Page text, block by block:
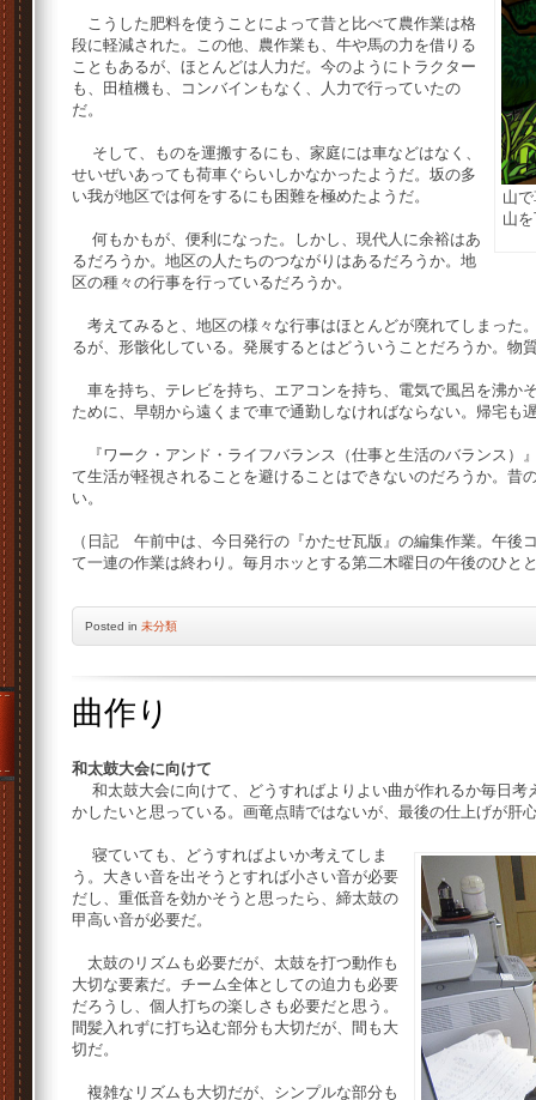
山
山
こうした肥料を使うことによって昔と比べて農作業は格
段に軽減された。この他、農作業も、牛や馬の力を借りる
こともあるが、ほとんどは人力だ。今のようにトラクター
も、田植機も、コンバインもなく、人力で行っていたの
だ。
そして、ものを運搬するにも、家庭には車などはなく、
せいぜいあっても荷車ぐらいしかなかったようだ。坂の多
い我が地区では何をするにも困難を極めたようだ。
何もかもが、便利になった。しかし、現代人に余裕はあ
るだろうか。地区の人たちのつながりはあるだろうか。地
区の種々の行事を行っているだろうか。
考えてみると、地区の様々な行事はほとんどが廃れてしまった
るが、形骸化している。発展するとはどういうことだろうか。物
車を持ち、テレビを持ち、エアコンを持ち、電気で風呂を沸か
ために、早朝から遠くまで車で通勤しなければならない。帰宅も
『ワーク・アンド・ライフバランス（仕事と生活のバランス）
て生活が軽視されることを避けることはできないのだろうか。昔
い。
（日記 午前中は、今日発行の『かたせ瓦版』の編集作業。午後
て一連の作業は終わり。毎月ホッとする第二木曜日の午後のひと
Posted in 未分類
曲作り
和太鼓大会に向けて
和太鼓大会に向けて、どうすればよりよい曲が作れるか毎日考
かしたいと思っている。画竜点睛ではないが、最後の仕上げが肝
寝ていても、どうすればよいか考えてしま
う。大きい音を出そうとすれば小さい音が必要
だし、重低音を効かそうと思ったら、締太鼓の
甲高い音が必要だ。
太鼓のリズムも必要だが、太鼓を打つ動作も
大切な要素だ。チーム全体としての迫力も必要
だろうし、個人打ちの楽しさも必要だと思う。
間髪入れずに打ち込む部分も大切だが、間も大
切だ。
複雑なリズムも大切だが、シンプルな部分も